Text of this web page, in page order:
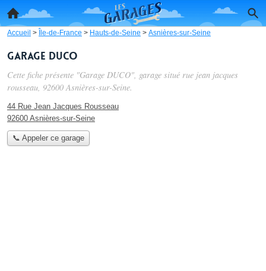
Accueil > Île-de-France > Hauts-de-Seine > Asnières-sur-Seine
Garage DUCO
Cette fiche présente "Garage DUCO", garage situé rue jean jacques
rousseau, 92600 Asnières-sur-Seine.
44 Rue Jean Jacques Rousseau
92600 Asnières-sur-Seine
📞 Appeler ce garage